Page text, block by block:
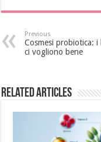
Previous
Cosmesi probiotica:
ci vogliono bene
Related Articles